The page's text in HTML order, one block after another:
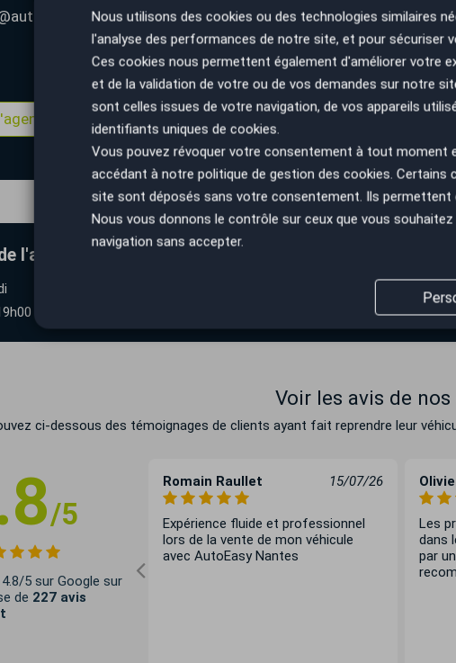
Estimation de ma voiture
l'agence AutoEasy Nantes
Voir les avis de
ci-dessous des témoignages de clients ayant fait reprendre leur
/5
5 sur Google sur
de 227 avis
Éloi pour une
conclue par un
est très bien
de très
pro et très à
ses
Romain Raullet 15/07/26
Expérience fluide et professionnel
lors de la vente de mon véhicule
avec AutoEasy Nantes
Les
dans
par
Nous utilisons des cookies ou des technologies similaires
l'analyse des performances de notre site, et pour sécuriser
Ces cookies nous permettent également d'améliorer votre
et de la validation de votre ou de vos demandes sur notre
sont celles issues de votre navigation, de vos appareils
identifiants uniques de cookies.
Vous pouvez révoquer votre consentement à tout moment
accédant à notre politique de gestion des cookies. Certains
site sont déposés sans votre consentement. Ils
Nous vous donnons le contrôle sur ceux que vous
navigation sans accepter.